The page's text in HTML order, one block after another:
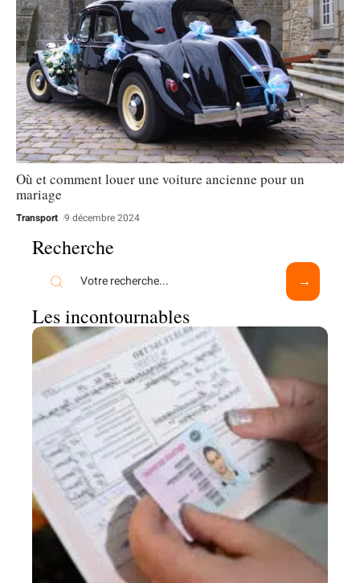
Où et comment louer une voiture ancienne pour un
mariage
Transport 9 décembre 2024
Recherche
Les incontournables